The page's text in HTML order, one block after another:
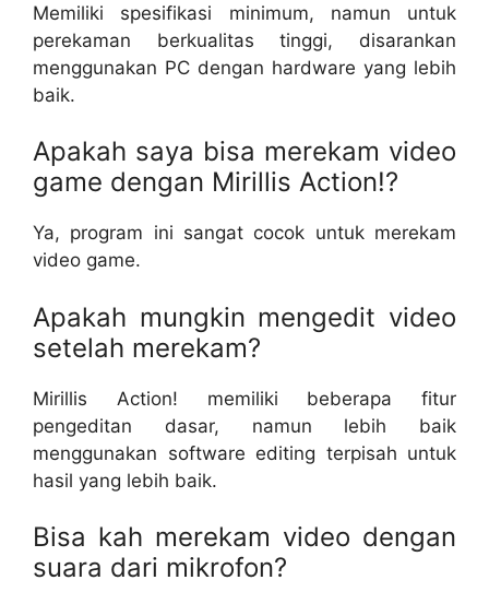
Memiliki spesifikasi minimum, namun untuk
perekaman berkualitas tinggi, disarankan
menggunakan PC dengan hardware yang lebih
baik.
Apakah saya bisa merekam video
game dengan Mirillis Action!?
Ya, program ini sangat cocok untuk merekam
video game.
Apakah mungkin mengedit video
setelah merekam?
Mirillis Action! memiliki beberapa fitur
pengeditan dasar, namun lebih baik
menggunakan software editing terpisah untuk
hasil yang lebih baik.
Bisa kah merekam video dengan
suara dari mikrofon?